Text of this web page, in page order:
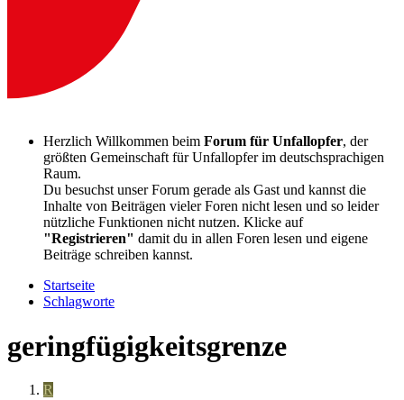
Herzlich Willkommen beim Forum für Unfallopfer, der
größten Gemeinschaft für Unfallopfer im deutschsprachigen
Raum.
Du besuchst unser Forum gerade als Gast und kannst die
Inhalte von Beiträgen vieler Foren nicht lesen und so leider
nützliche Funktionen nicht nutzen. Klicke auf
"Registrieren" damit du in allen Foren lesen und eigene
Beiträge schreiben kannst.
Startseite
Schlagworte
geringfügigkeitsgrenze
R